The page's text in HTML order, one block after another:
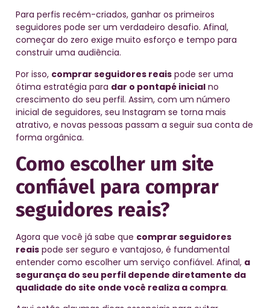
Para perfis recém-criados, ganhar os primeiros
seguidores pode ser um verdadeiro desafio. Afinal,
começar do zero exige muito esforço e tempo para
construir uma audiência.
Por isso, comprar seguidores reais pode ser uma
ótima estratégia para dar o pontapé inicial no
crescimento do seu perfil. Assim, com um número
inicial de seguidores, seu Instagram se torna mais
atrativo, e novas pessoas passam a seguir sua conta de
forma orgânica.
Como escolher um site
confiável para comprar
seguidores reais?
Agora que você já sabe que comprar seguidores
reais pode ser seguro e vantajoso, é fundamental
entender como escolher um serviço confiável. Afinal, a
segurança do seu perfil depende diretamente da
qualidade do site onde você realiza a compra.